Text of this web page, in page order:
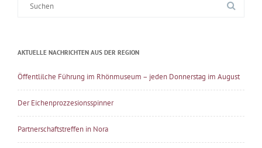
AKTUELLE NACHRICHTEN AUS DER REGION
Öffentlilche Führung im Rhönmuseum – jeden Donnerstag im August
Der Eichenprozzesionsspinner
Partnerschaftstreffen in Nora